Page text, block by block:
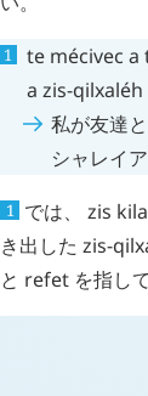
te mécivec a
a zis-qilxaléh
私が友達
シャレイ
1 では、 zis
き出した zis-
と refet を指し